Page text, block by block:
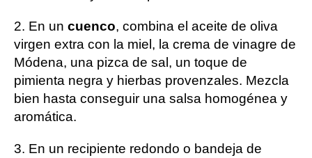
2. En un cuenco, combina el aceite de oliva
virgen extra con la miel, la crema de vinagre de
Módena, una pizca de sal, un toque de
pimienta negra y hierbas provenzales. Mezcla
bien hasta conseguir una salsa homogénea y
aromática.
3. En un recipiente redondo o bandeja de